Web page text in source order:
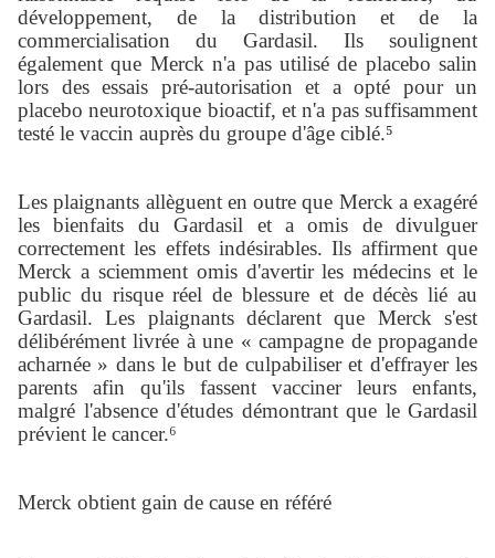
développement, de la distribution et de la
commercialisation du Gardasil. Ils soulignent
également que Merck n'a pas utilisé de placebo salin
lors des essais pré-autorisation et a opté pour un
placebo neurotoxique bioactif, et n'a pas suffisamment
testé le vaccin auprès du groupe d'âge ciblé.⁵
Les plaignants allèguent en outre que Merck a exagéré
les bienfaits du Gardasil et a omis de divulguer
correctement les effets indésirables. Ils affirment que
Merck a sciemment omis d'avertir les médecins et le
public du risque réel de blessure et de décès lié au
Gardasil. Les plaignants déclarent que Merck s'est
délibérément livrée à une « campagne de propagande
acharnée » dans le but de culpabiliser et d'effrayer les
parents afin qu'ils fassent vacciner leurs enfants,
malgré l'absence d'études démontrant que le Gardasil
prévient le cancer.⁶
Merck obtient gain de cause en référé